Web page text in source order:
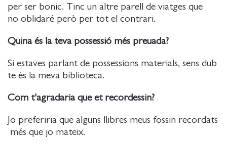
per ser bonic. Tinc un altre parell de viatges que
no oblidaré però per tot el contrari.
Quina és la teva possessió més preuada?
Si estaves parlant de possessions materials, sens dub
te és la meva biblioteca.
Com t'agradaria que et recordessin?
Jo preferiria que alguns llibres meus fossin recordats
més que jo mateix.